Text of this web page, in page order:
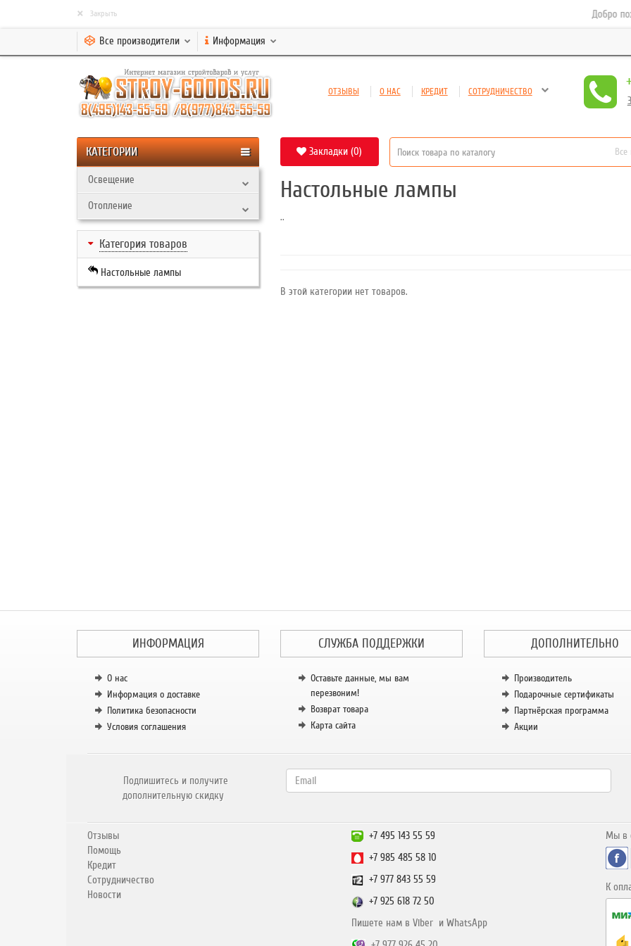
Добро
× Закрыть
Все производители Информация
ОТЗЫВЫ О НАС КРЕДИТ СОТРУДНИЧЕСТВО
КАТЕГОРИИ
Освещение
Отопление
Закладки (0) Все
Категория товаров
Настольные лампы
Настольные лампы
..
В этой категории нет товаров.
ИНФОРМАЦИЯ
О нас
Информация о доставке
Политика безопасности
Условия соглашения
СЛУЖБА ПОДДЕРЖКИ
Оставьте данные, мы вам
перезвоним!
Возврат товара
Карта сайта
ДОПОЛНИТЕЛЬНО
Производитель
Подарочные сертификаты
Партнёрская программа
Акции
Подпишитесь и получите
дополнительную скидку
Отзывы
Помощь
Кредит
Сотрудничество
Новости
+7 495 143 55 59
+7 985 485 58 10
+7 977 843 55 59
+7 925 618 72 50
Пишете нам в Viber и WhatsApp
Мы в
К